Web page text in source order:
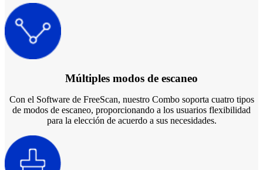
Múltiples modos de escaneo
Con el Software de FreeScan, nuestro Combo soporta cuatro tipos
de modos de escaneo, proporcionando a los usuarios flexibilidad
para la elección de acuerdo a sus necesidades.